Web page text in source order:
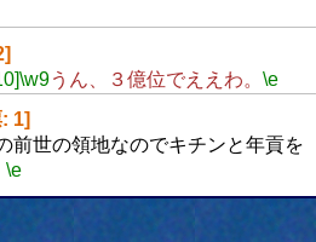
\w9うん、３億位でええわ。 \e
1]
前世の領地なのでキチンと年貢を
\e